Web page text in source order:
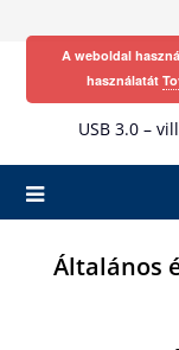
USB 3.0 –
Általános
A weboldal
használatát